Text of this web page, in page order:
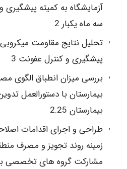
آزمایشگاه به کمیته
سه ماه یکبار 2
تحلیل نتایج مقاومت
پیشگیری و کنترل عفونت 3
بررسی میزان انطباق الگوی
بیمارستان با دستورالعمل
بیمارستان 2.25
طراحی و اجرای اقدامات
زمینه روند تجویز و مصرف
مشارکت گروه های تخصصی